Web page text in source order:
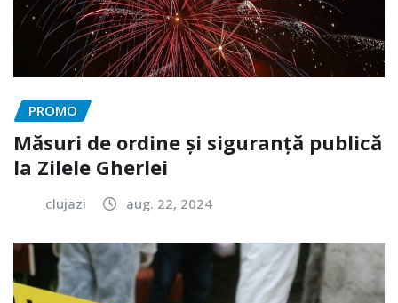
PROMO
Măsuri de ordine și siguranță publică
la Zilele Gherlei
clujazi aug. 22, 2024